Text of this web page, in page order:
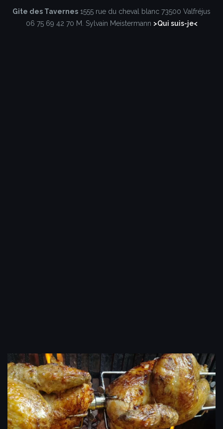
Gite des Tavernes 1555 rue du cheval blanc 73500 Valfréjus
06 75 69 42 70 M. Sylvain Meistermann >Qui suis-je<